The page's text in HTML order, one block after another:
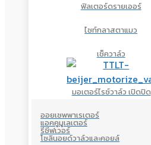
ฟิลเตอร์ดรายเออร์
ไซท์กลาสตาแมว
เช็ควาล์ว
มอเตอร์ไรซ์วาล์ว เปิดปิด
ออยเซพพาเรเตอร์
แอคคูมูเลเตอร์
รีซีฟเวอร์
โซลินอยด์วาล์วและคอยล์